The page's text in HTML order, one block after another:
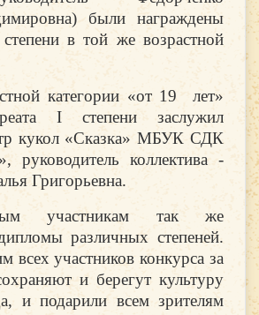
были награждены
в той же возрастной
категории «от 19 лет»
I степени заслужил
кукол «Сказка» МБУК СДК
руководитель коллектива -
Григорьевна.
участникам так же
различных степеней.
всех участников конкурса за
и берегут культуру
и подарили всем зрителям